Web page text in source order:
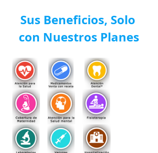
Sus Beneficios, Solo
con Nuestros Planes